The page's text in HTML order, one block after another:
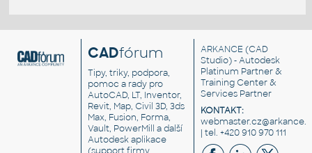
CADfórum
Tipy, triky, podpora,
pomoc a rady pro
AutoCAD, LT, Inventor,
Revit, Map, Civil 3D, 3ds
Max, Fusion, Forma,
Vault, PowerMill a další
Autodesk aplikace
ARKANCE (CAD
Studio) - Autodesk
Platinum Partner &
Training Center &
Services Partner
KONTAKT:
| tel. +420 910 970 111